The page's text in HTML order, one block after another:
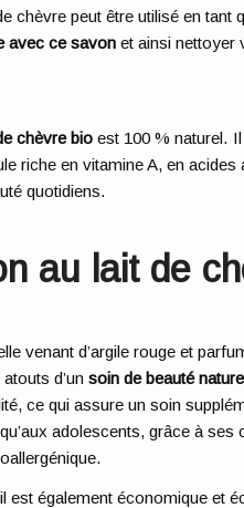
chèvre peut être utilisé en
avec ce savon et ainsi nettoyer
chèvrebio est 100 % naturel.
riche en vitamine A, en
quotidiens.
au lait de
venant d’argile rouge et
d’unsoindebeauté
ce qui assure un soin
adolescents, grâce à
est également économique et